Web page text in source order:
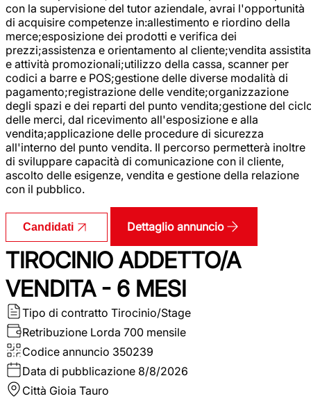
con la supervisione del tutor aziendale, avrai l'opportunità
di acquisire competenze in:allestimento e riordino della
merce;esposizione dei prodotti e verifica dei
prezzi;assistenza e orientamento al cliente;vendita assistita
e attività promozionali;utilizzo della cassa, scanner per
codici a barre e POS;gestione delle diverse modalità di
pagamento;registrazione delle vendite;organizzazione
degli spazi e dei reparti del punto vendita;gestione del
delle merci, dal ricevimento all'esposizione e alla
vendita;applicazione delle procedure di sicurezza
all'interno del punto vendita. Il percorso permetterà inoltre
di sviluppare capacità di comunicazione con il cliente,
ascolto delle esigenze, vendita e gestione della relazione
con il pubblico.
Candidati Dettaglio annuncio
TIROCINIO ADDETTO/A
VENDITA - 6 MESI
Tipo di contratto Tirocinio/Stage
Retribuzione Lorda 700 mensile
Codice annuncio 350239
Data di pubblicazione 8/8/2026
Città Gioia Tauro